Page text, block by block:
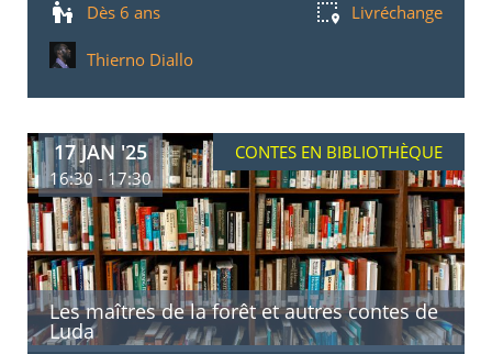
Dès 6 ans Livréchange
Thierno Diallo
Les maîtres de la forêt et autres contes de
Luda
17 JAN '25
16:30 - 17:30
CONTES EN BIBLIOTHÈQUE